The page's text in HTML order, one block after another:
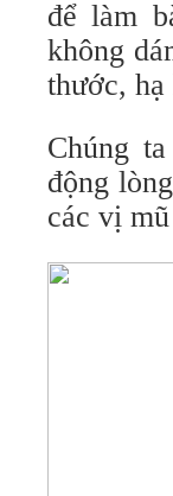
để làm
không
thước,
Chúng
động
các vị